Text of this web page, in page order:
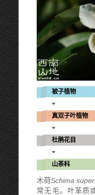
被子植物
真双子叶植物
杜鹃花目
山茶科
木荷Schima
常无毛。叶革质